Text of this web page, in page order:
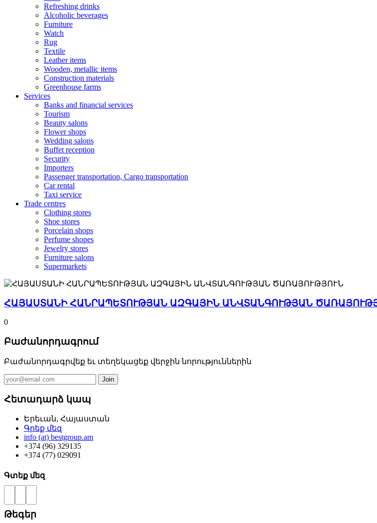
Refreshing drinks
Alcoholic beverages
Furniture
Watch
Rug
Textile
Leather items
Wooden, metallic items
Construction materials
Greenhouse farms
Services
Banks and financial services
Tourism
Beauty salons
Flower shops
Wedding salons
Buffet reception
Security
Importers
Passenger transportation, Cargo transportation
Car rental
Taxi service
Trade centres
Clothing stores
Shoe stores
Porcelain shops
Perfume shopes
Jewelry stores
Furniture salons
Supermarkets
ՀԱՅԱՍՏԱՆԻ ՀԱՆՐԱՊԵՏՈՒԹՅԱՆ ԱԶԳԱՅԻՆ ԱՆՎՏԱՆԳՈՒԹՅԱՆ
0
Բաժանորդագրում
Բաժանորդագրվեք եւ տեղեկացեք վերջին նորություններին
Հետադարձ կապ
Երեւան, Հայաստան
Գրեք մեզ
info (at) bestgroup.am
+374 (96) 329135
+374 (77) 029091
Գտեք մեզ
Թեգեր